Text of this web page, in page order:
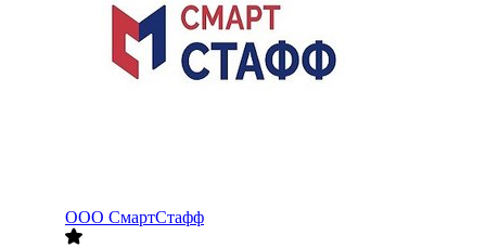
ООО СмартСтафф